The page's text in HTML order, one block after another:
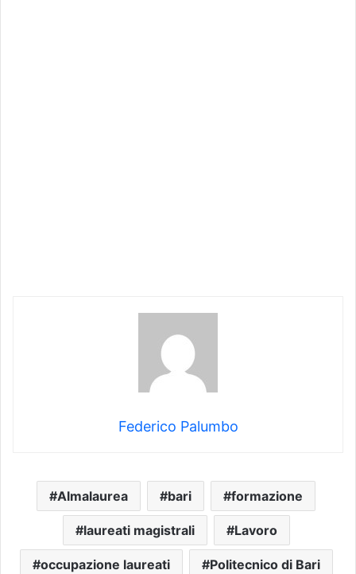
Federico Palumbo
Almalaurea bari formazione
laureati magistrali Lavoro
occupazione laureati Politecnico di Bari